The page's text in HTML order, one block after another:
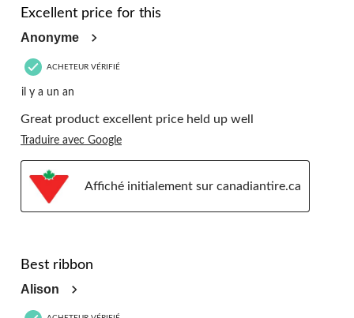
Excellent price for this
Anonyme
ACHETEUR VÉRIFIÉ
il y a un an
Great product excellent price held up well
Traduire avec Google
Affiché initialement sur canadiantire.ca
Best ribbon
Alison